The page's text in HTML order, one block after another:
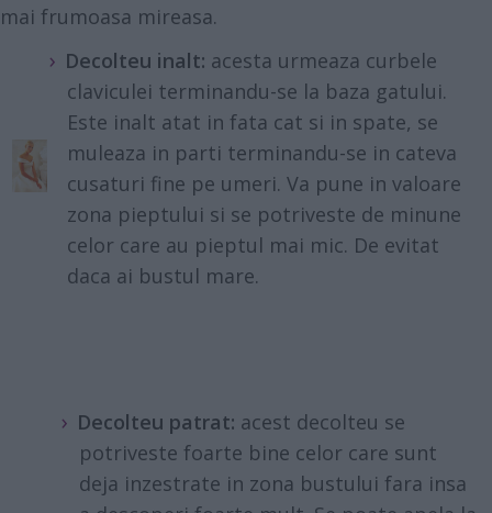
mai frumoasa mireasa.
Decolteu inalt: acesta urmeaza curbele
claviculei terminandu-se la baza gatului.
Este inalt atat in fata cat si in spate, se
muleaza in parti terminandu-se in cateva
cusaturi fine pe umeri. Va pune in valoare
zona pieptului si se potriveste de minune
celor care au pieptul mai mic. De evitat
daca ai bustul mare.
Decolteu patrat: acest decolteu se
potriveste foarte bine celor care sunt
deja inzestrate in zona bustului fara insa